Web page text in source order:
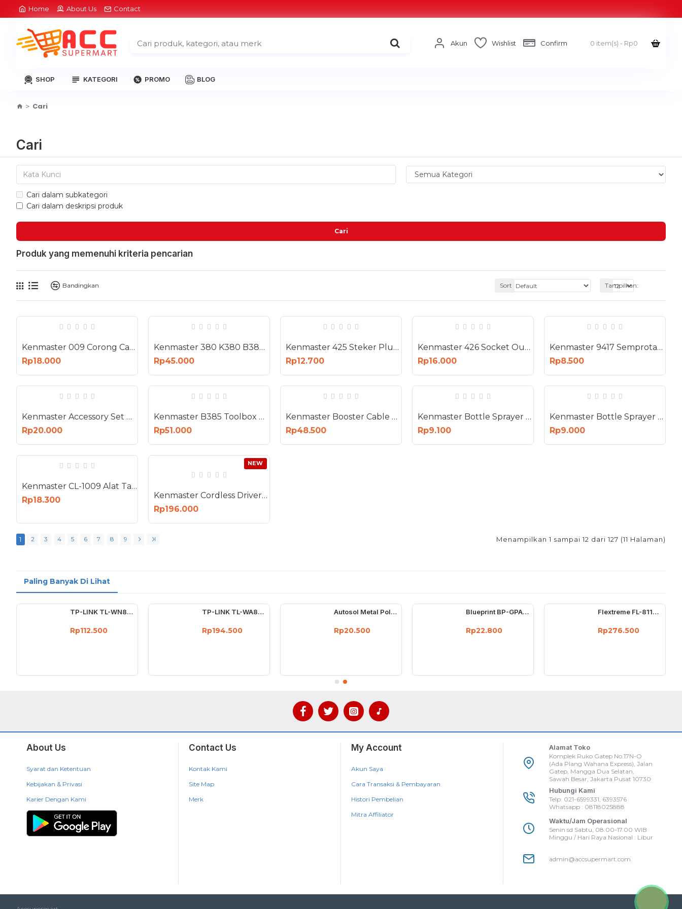
Home About Us Contact
Akun Wishlist Confirm 0 item(s) - Rp0
SHOP KATEGORI PROMO BLOG
Cari
Cari
Cari dalam subkategori
Cari dalam deskripsi produk
Cari
Produk yang memenuhi kriteria pencarian
Bandingkan Sort Tampilkan:
Kenmaster 009 Corong Carbon Active Water Filter Saringan Keran Air
Rp18.000
Kenmaster 380 K380 B380 Tool Box Toolbox Kotak Perkakas
Rp45.000
Kenmaster 425 Steker Plug Colokan Listrik
Rp12.700
Kenmaster 426 Socket Outlet Kepala Stop Kontak Female
Rp16.000
Kenmaster 9417 Semprotan AIr Lurus Plastik - Water Sprayer
Rp8.500
Kenmaster Accessory Set No 06 Paku Kayu Baut Seng Klem Pines Kabel
Rp20.000
Kenmaster B385 Toolbox 38x20x16 Cm
Rp51.000
Kenmaster Booster Cable 200 Ampere - Kabel Jumper Aki 200A
Rp48.500
Kenmaster Bottle Sprayer 500 ml Botol Spray 500ml KM-305 500 ML
Rp9.100
Kenmaster Bottle Sprayer 500 ml Botol Spray Botol 500ml KM-608
Rp9.000
Kenmaster CL-1009 Alat Tambal Ban Tubeless CL1009
Rp18.300
NEW
Kenmaster Cordless Driver Drill 10mm Bor Tanpa Kabel 12V 2.0Ah Li-Ion KM-220
Rp196.000
1 2 3 4 5 6 7 8 9 Menampilkan 1 sampai 12 dari 127 (11 Halaman)
Paling Banyak Di Lihat
TP-LINK TL-WN823N 300Mbps Mini Wireless N USB Adapter Wifi 300 Mbps
Rp112.500
TP-LINK TL-WA850RE 300Mbps Universal Wireless N Range Extender
Rp194.500
Autosol Metal Polish 50 Gram - Cream Poles Chrome Stainless 50G
Rp20.500
Blueprint BP-GPA4210 Photo Paper A4 Mawar
Rp22.800
Flextreme FL-8110SB-11-20AB Media Converter Single Core Sepasang
Rp276.500
About Us
Syarat dan Ketentuan
Kebijakan & Privasi
Karier Dengan Kami
Contact Us
Kontak Kami
Site Map
Merk
My Account
Akun Saya
Cara Transaksi & Pembayaran
Histori Pembelian
Mitra Affiliator
Alamat Toko
Komplek Ruko Gatep No.17N-O
(Ada Plang Wahana Express), Jalan
Gatep, Mangga Dua Selatan,
Sawah Besar, Jakarta Pusat 10730
Hubungi Kami
Telp: 021-6599331, 6393576
Whatsapp : 08118025888
Waktu/Jam Operasional
Senin sd Sabtu, 08.00-17.00 WIB
Minggu / Hari Raya Nasional : Libur
admin@accsupermart.com